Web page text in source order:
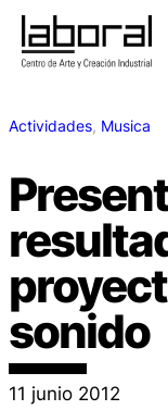
Actividades, Musica
sonido
11 junio 2012